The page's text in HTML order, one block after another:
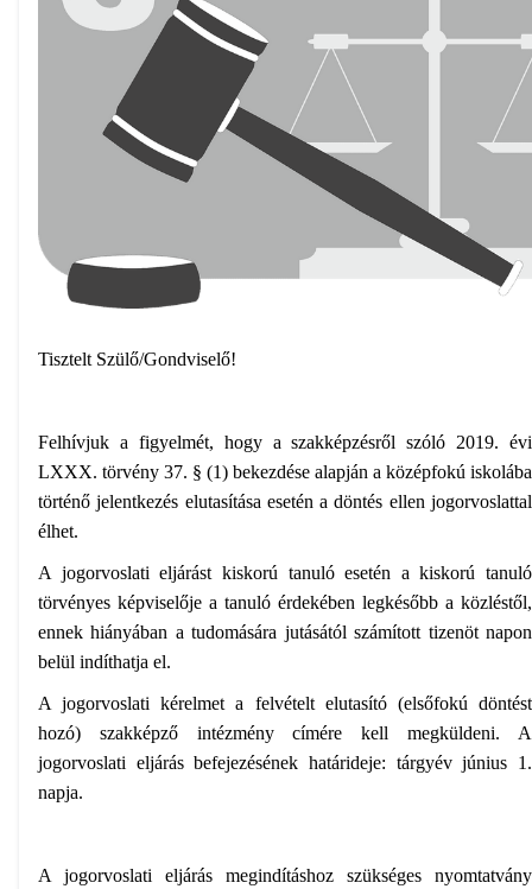
Tisztelt Szülő/Gondviselő!
Felhívjuk a figyelmét, hogy a szakképzésről szóló 2019. évi
LXXX. törvény 37. § (1) bekezdése alapján a középfokú iskolába
történő jelentkezés elutasítása esetén a döntés ellen jogorvoslattal
élhet.
A jogorvoslati eljárást kiskorú tanuló esetén a kiskorú tanuló
törvényes képviselője a tanuló érdekében legkésőbb a közléstől,
ennek hiányában a tudomására jutásától számított tizenöt napon
belül indíthatja el.
A jogorvoslati kérelmet a felvételt elutasító (elsőfokú döntést
hozó) szakképző intézmény címére kell megküldeni. A
jogorvoslati eljárás befejezésének határideje: tárgyév június 1.
napja.
A jogorvoslati eljárás megindításhoz szükséges nyomtatvány